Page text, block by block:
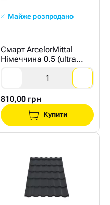
Майже розпродано
Смарт ArcelorMittal
Німеччина 0.5 (ultra
810,00 грн
Купити